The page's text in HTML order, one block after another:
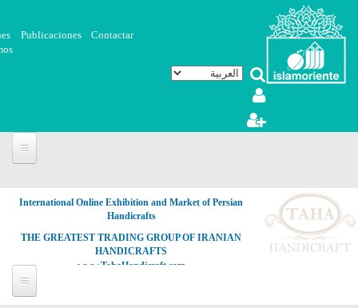
تجاوز إلى المحتوى الرئيسي
Contactar
Publicaciones
International Online Exhibition and Market of Persian
Handicrafts
THE GREATEST TRADING GROUP OF IRANIAN
HANDICRAFTS
www.TahaHandicraft.com